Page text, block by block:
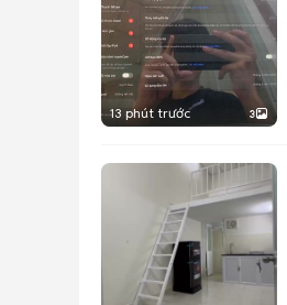
13 phút trước 3